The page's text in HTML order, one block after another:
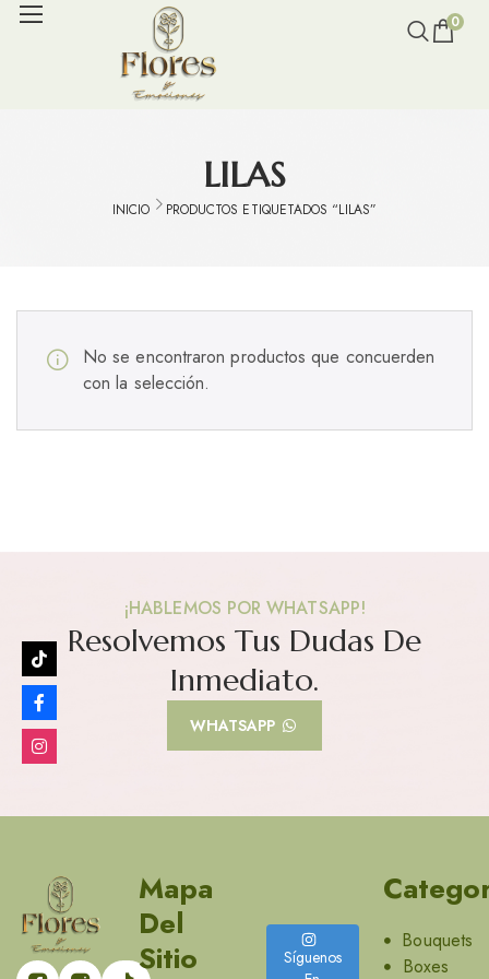
0
LILAS
INICIO PRODUCTOS ETIQUETADOS “LILAS”
No se encontraron productos que concuerden
con la selección.
¡HABLEMOS POR WHATSAPP!
Resolvemos Tus Dudas De
Inmediato.
WHATSAPP
Mapa
Del
Sitio
Síguenos
Bouquets
Boxes